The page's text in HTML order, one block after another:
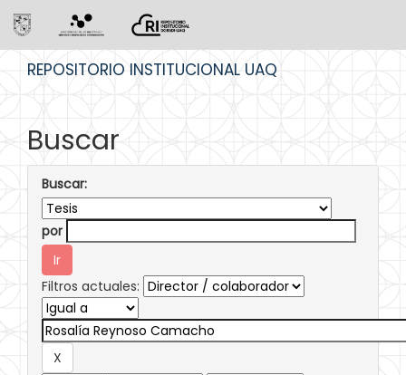
REPOSITORIO INSTITUCIONAL UAQ
Buscar
Buscar:
por
Filtros actuales: